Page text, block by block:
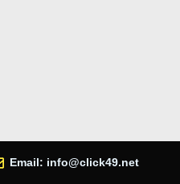
Email: info@click49.net